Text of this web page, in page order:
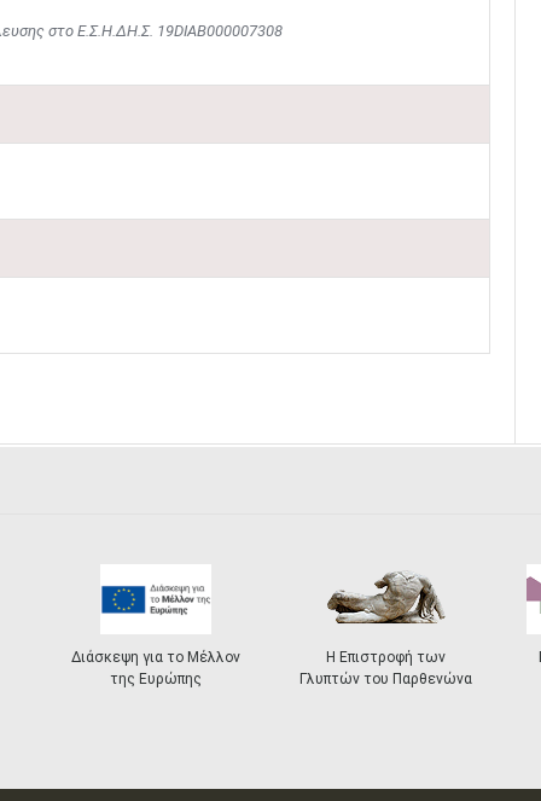
στο Ε.Σ.Η.ΔΗ.Σ. 19DIAB000007308
Διάσκεψη για το Μέλλον
της Ευρώπης
Η Επιστροφή των
Γλυπτών του Παρθενώνα